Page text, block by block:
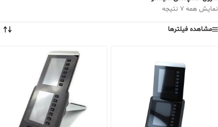
نمایش همه 7 نتیجه
مشاهده فیلترها